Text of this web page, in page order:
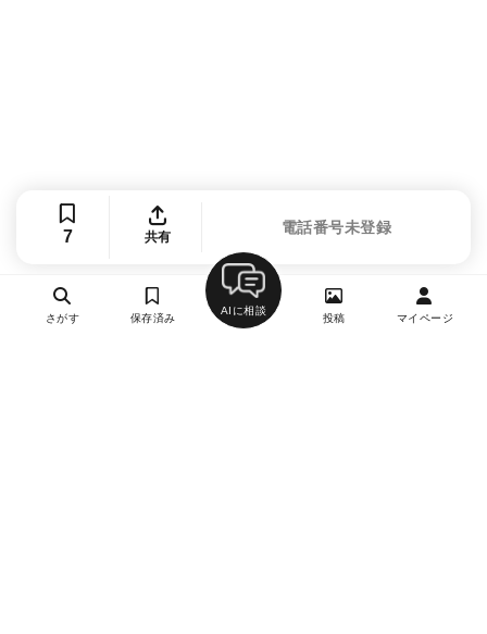
7 共有
電話番号未登録
さがす 保存済み
AIに相談
投稿 マイページ